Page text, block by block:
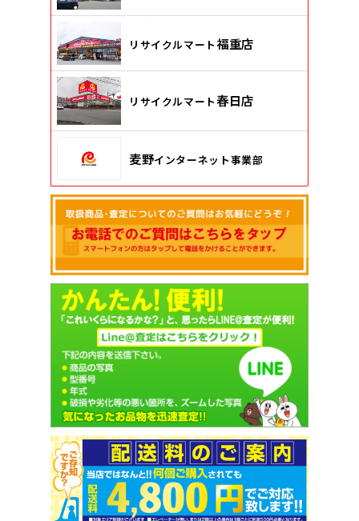
リサイクルマート福重店
リサイクルマート春日店
麦野インターネット事業部